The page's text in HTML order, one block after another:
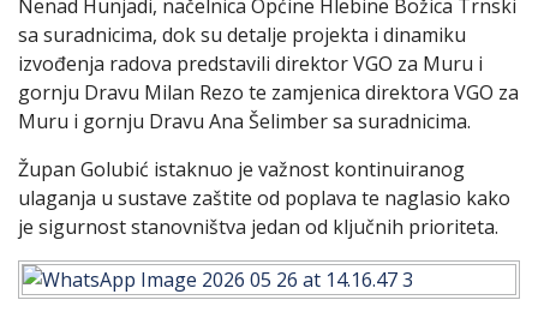
Nenad Hunjadi, načelnica Općine Hlebine Božica Trnski
sa suradnicima, dok su detalje projekta i dinamiku
izvođenja radova predstavili direktor VGO za Muru i
gornju Dravu Milan Rezo te zamjenica direktora VGO za
Muru i gornju Dravu Ana Šelimber sa suradnicima.
Župan Golubić istaknuo je važnost kontinuiranog
ulaganja u sustave zaštite od poplava te naglasio kako
je sigurnost stanovništva jedan od ključnih prioriteta.